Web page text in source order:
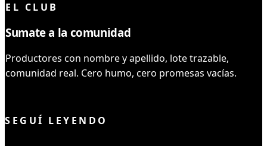
EL CLUB
Sumate a la comunidad
Productores con nombre y apellido, lote trazable,
comunidad real. Cero humo, cero promesas vacías.
SEGUÍ LEYENDO